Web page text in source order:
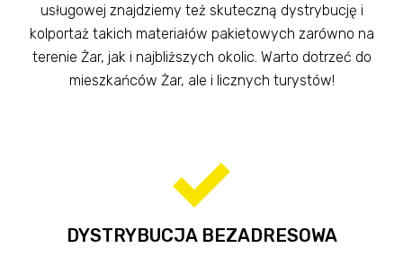
usługowej znajdziemy też skuteczną dystrybucję i
kolportaż takich materiałów pakietowych zarówno na
terenie Żar, jak i najbliższych okolic. Warto dotrzeć do
mieszkańców Żar, ale i licznych turystów!
DYSTRYBUCJA BEZADRESOWA